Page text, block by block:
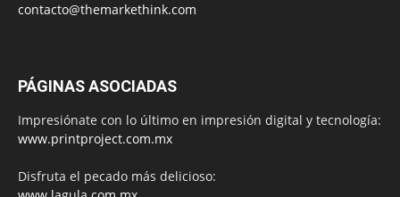
contacto@themarkethink.com
PÁGINAS ASOCIADAS
Impresiónate con lo último en impresión digital y tecnología:
www.printproject.com.mx
Disfruta el pecado más delicioso: